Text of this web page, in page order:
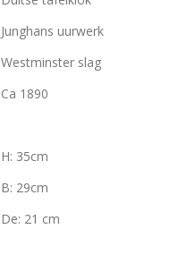
Junghans uurwerk
Westminster slag
Ca 1890
H: 35cm
B: 29cm
De: 21 cm